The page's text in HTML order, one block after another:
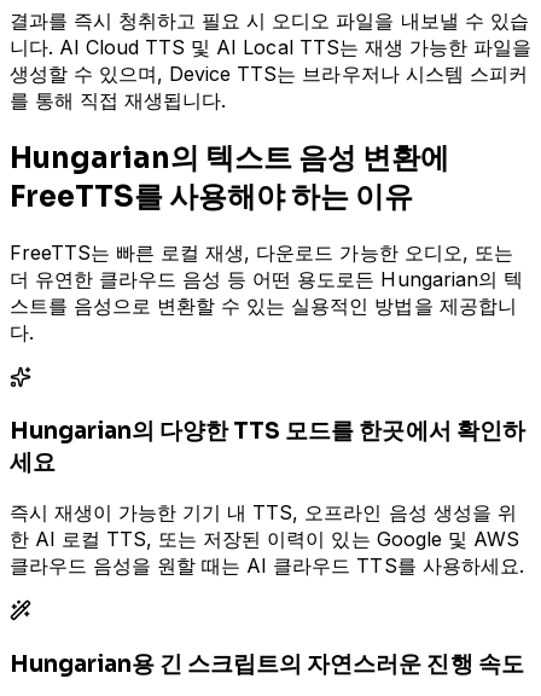
결과를 즉시 청취하고 필요 시 오디오 파일을 내보낼 수 있습
니다. AI Cloud TTS 및 AI Local TTS는 재생 가능한 파일을
생성할 수 있으며, Device TTS는 브라우저나 시스템 스피커
를 통해 직접 재생됩니다.
Hungarian의 텍스트 음성 변환에
FreeTTS를 사용해야 하는 이유
FreeTTS는 빠른 로컬 재생, 다운로드 가능한 오디오, 또는
더 유연한 클라우드 음성 등 어떤 용도로든 Hungarian의 텍
스트를 음성으로 변환할 수 있는 실용적인 방법을 제공합니
다.
Hungarian의 다양한 TTS 모드를 한곳에서 확인하
세요
즉시 재생이 가능한 기기 내 TTS, 오프라인 음성 생성을 위
한 AI 로컬 TTS, 또는 저장된 이력이 있는 Google 및 AWS
클라우드 음성을 원할 때는 AI 클라우드 TTS를 사용하세요.
Hungarian용 긴 스크립트의 자연스러운 진행 속도